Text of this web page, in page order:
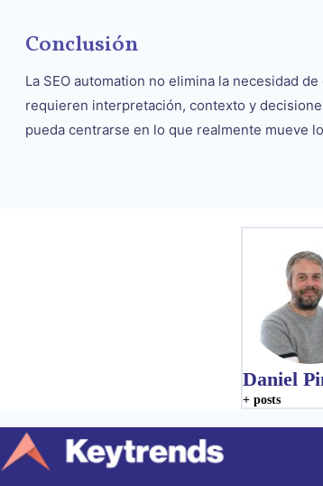
Conclusión
La SEO automation no elimina la necesidad
requieren interpretación, contexto y
pueda centrarse en lo que realmente mueve
Daniel
+ posts